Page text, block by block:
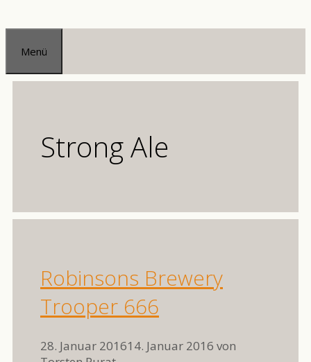
Zum
Inhalt
springen
Menü
Strong Ale
Robinsons Brewery
Trooper 666
28. Januar 201614. Januar 2016 von